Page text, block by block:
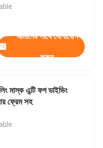
আমাদের সাথে যোগাযোগ
করুন
মাস্ক এন্টি ফগ ডাইভিং
ফ্রেম সহ